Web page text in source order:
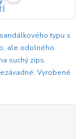
typu s
ale odolného
suchý zips.
Vyrobené